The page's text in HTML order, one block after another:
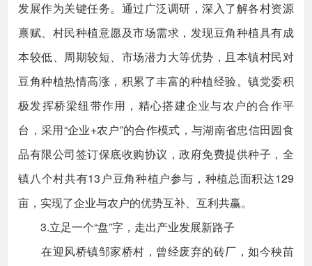
发展作为关键任务。通过广泛调研，深入了解各村资源
禀赋、村民种植意愿及市场需求，发现豆角种植具有成
本较低、周期较短、市场潜力大等优势，且本镇村民对
豆角种植热情高涨，积累了丰富的种植经验。镇党委积
极发挥桥梁纽带作用，精心搭建企业与农户的合作平
台，采用“企业+农户”的合作模式，与湖南省忠信田园食
品有限公司签订保底收购协议，政府免费提供种子，全
镇八个村共有13户豆角种植户参与，种植总面积达129
亩，实现了企业与农户的优势互补、互利共赢。
3.立足一个“盘”字，走出产业发展新路子
在迎风桥镇邹家桥村，曾经废弃的砖厂，如今秧苗